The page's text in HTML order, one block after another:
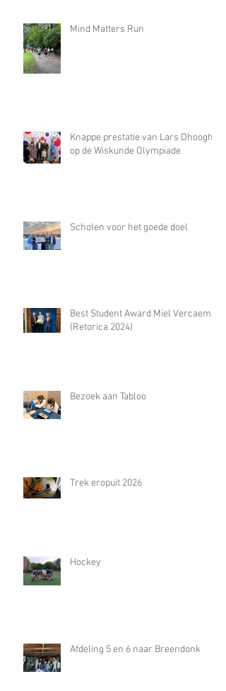
Mind Matters Run
Knappe prestatie van Lars Dhooghe
op de Wiskunde Olympiade
Scholen voor het goede doel
Best Student Award Miel Vercaemst
(Retorica 2024)
Bezoek aan Tabloo
Trek eropuit 2026
Hockey
Afdeling 5 en 6 naar Breendonk